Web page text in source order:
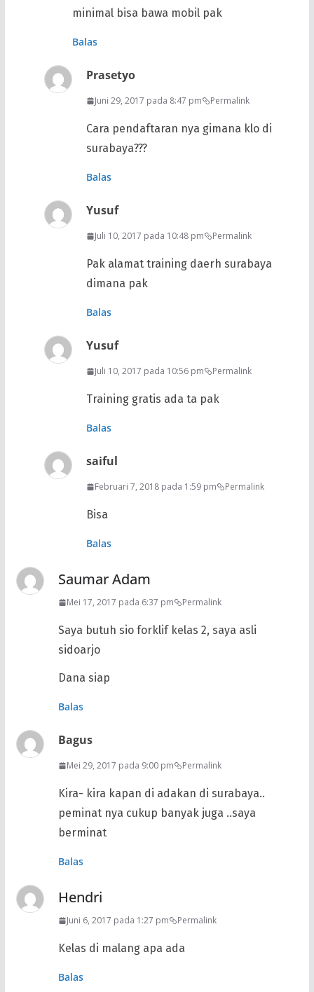
minimal bisa bawa mobil pak
Balas
Prasetyo
Juni 29, 2017 pada 8:47 pm Permalink
Cara pendaftaran nya gimana klo di
surabaya???
Balas
Yusuf
Juli 10, 2017 pada 10:48 pm Permalink
Pak alamat training daerh surabaya
dimana pak
Balas
Yusuf
Juli 10, 2017 pada 10:56 pm Permalink
Training gratis ada ta pak
Balas
saiful
Februari 7, 2018 pada 1:59 pm Permalink
Bisa
Balas
Saumar Adam
Mei 17, 2017 pada 6:37 pm Permalink
Saya butuh sio forklif kelas 2, saya asli
sidoarjo
Dana siap
Balas
Bagus
Mei 29, 2017 pada 9:00 pm Permalink
Kira- kira kapan di adakan di surabaya..
peminat nya cukup banyak juga ..saya
berminat
Balas
Hendri
Juni 6, 2017 pada 1:27 pm Permalink
Kelas di malang apa ada
Balas